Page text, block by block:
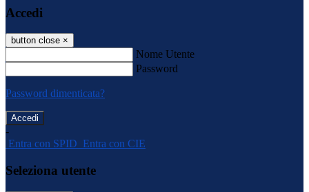
Accedi
button close ×
Nome Utente
Password
Password dimenticata?
-
Entra con SPID Entra con CIE
Seleziona utente